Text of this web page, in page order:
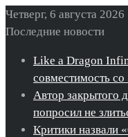
Четверг, 6 августа 2026
Последние новости
Like a Dragon
совместимость
Автор закрытого
попросил не
Критики назвали